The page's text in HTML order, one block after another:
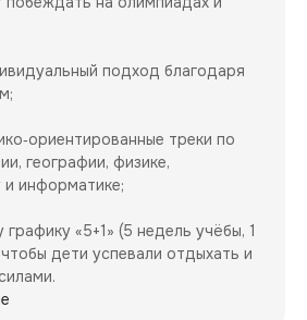
подход благодаря
треки по
географии, физике,
и информатике;
«5+1» (5 недель учёбы, 1
дети успевали отдыхать и